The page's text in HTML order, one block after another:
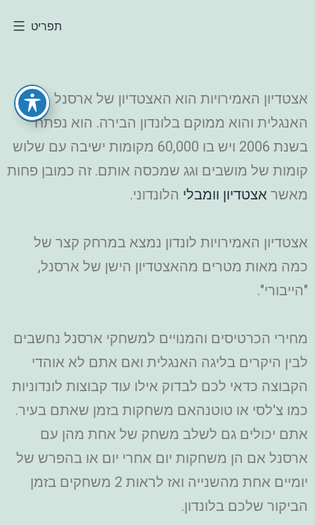
תפריט
אצטדיון האמירויות הוא האצטדיון של ארסנל
האנגלית והוא ממוקם בלונדון הבירה. הוא נפתח
בשנת 2006 ויש בו 60,000 מקומות ישיבה עם שלוש
קומות של מושבים וגג שמכסה אותם. זה כמובן פחות
מאשר אצטדיון וומבלי הלונדוני.
אצטדיון האמירויות לונדון נמצא במרחק קצר של
כמה מאות מטרים מהאצטדיון הישן של ארסנל,
"הייבורי".
מחירי הכרטיסים והמנויים למשחקי ארסנל נחשבים
לבין היקרים בליגה האנגלית ואם אתם לא אוהדי
הקבוצה כדאי לכם לבדוק אילו עוד קבוצות לונדוניות
כמו צ'לסי או טוטנהאם משחקות בזמן שאתם בעיר.
אתם יכולים גם לשלב משחק של אחת מהן עם
ארסנל אם הן משחקות יום אחרי יום או בהפרש של
יומיים אחת מהשנייה ואז לראות 2 משחקים בזמן
הביקור שלכם בלונדון.